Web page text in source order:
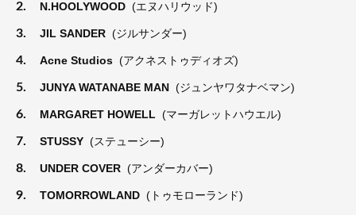
2. N.HOOLYWOOD (エヌハリウッド)
3. JIL SANDER (ジルサンダー)
4. Acne Studios (アクネストゥディオズ)
5. JUNYA WATANABE MAN (ジュンヤワタナベマン)
6. MARGARET HOWELL (マーガレットハウエル)
7. STUSSY (ステューシー)
8. UNDER COVER (アンダーカバー)
9. TOMORROWLAND (トゥモローランド)